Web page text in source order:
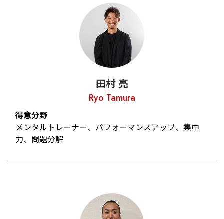
田村 亮
Ryo Tamura
得意分野
メンタルトレーナー、パフォーマンスアップ、集中
力、問題分解